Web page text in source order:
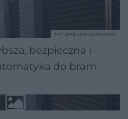
bezpieczna i
do bram
MATERIAŁ SPONSOROWANY